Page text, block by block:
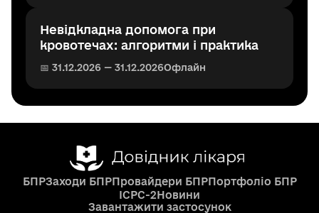
Невідкладна допомога при
кровотечах: алгоритми і практика
📅 31.12.2026 — 31.12.2026Офлайн
БПРЗаходи БПРПровайдери БПРПортфоліо БПР
ICPC-2Новини
Завантажити застосунок